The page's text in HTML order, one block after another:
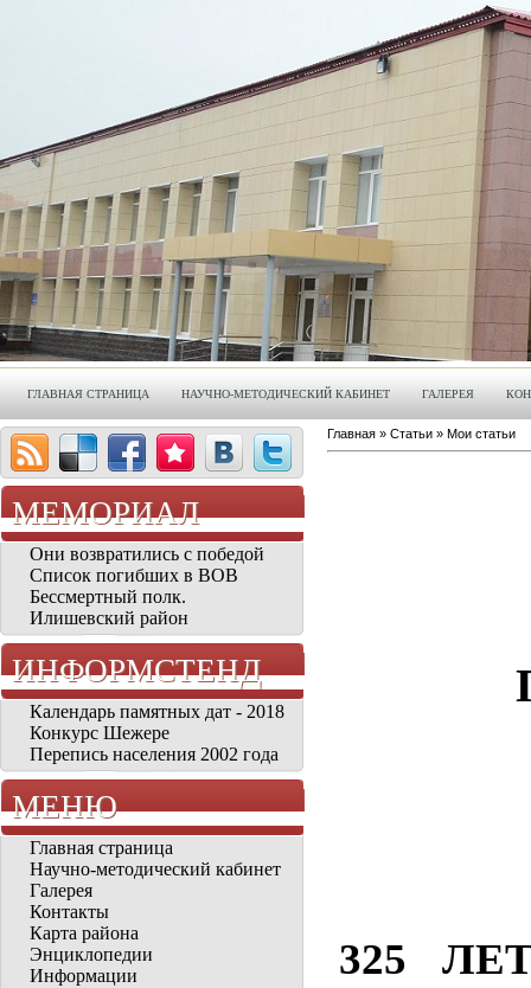
ГЛАВНАЯ СТРАНИЦА НАУЧНО-МЕТОДИЧЕСКИЙ КАБИНЕТ ГАЛЕРЕЯ
Главная » Статьи » Мои статьи
325
МЕМОРИАЛ
Они возвратились с победой
Список погибших в ВОВ
Бессмертный полк.
Илишевский район
ИНФОРМСТЕНД
Календарь памятных дат - 2018
Конкурс Шежере
Перепись населения 2002 года
МЕНЮ
Главная страница
Научно-методический кабинет
Галерея
Контакты
Карта района
Энциклопедии
Информации